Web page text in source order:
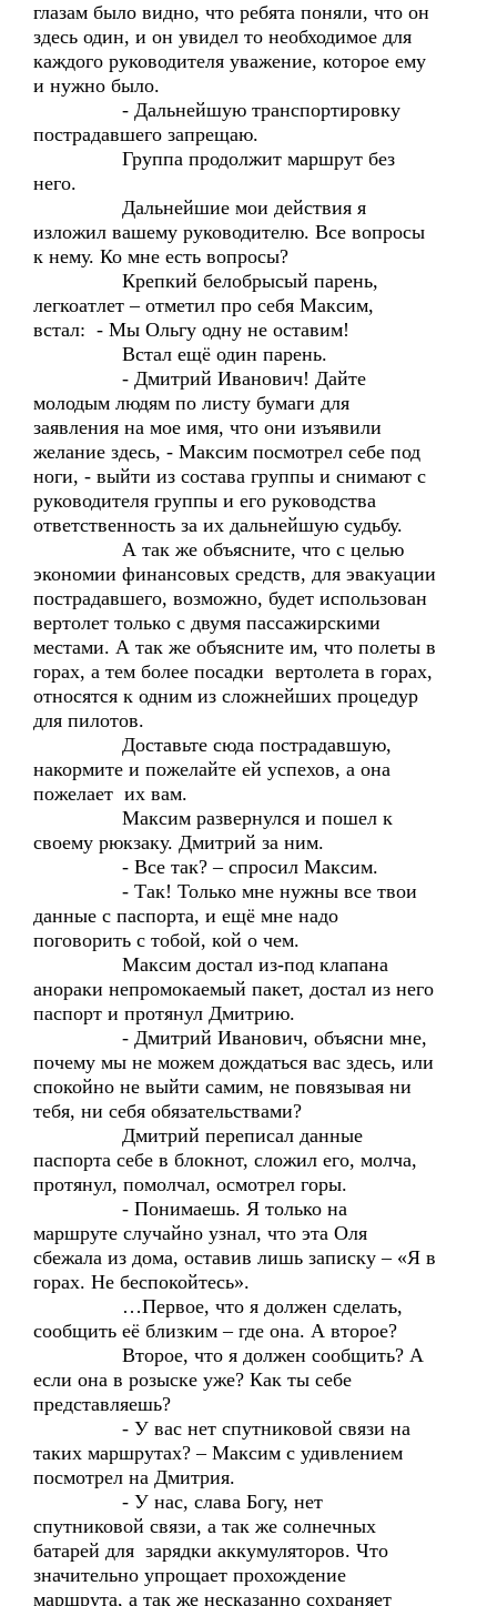
глазам было видно, что ребята поняли, что он
здесь один, и он увидел то необходимое для
каждого руководителя уважение, которое ему
и нужно было.
- Дальнейшую транспортировку
пострадавшего запрещаю.
Группа продолжит маршрут без
него.
Дальнейшие мои действия я
изложил вашему руководителю. Все вопросы
к нему. Ко мне есть вопросы?
Крепкий белобрысый парень,
легкоатлет – отметил про себя Максим,
встал: - Мы Ольгу одну не оставим!
Встал ещё один парень.
- Дмитрий Иванович! Дайте
молодым людям по листу бумаги для
заявления на мое имя, что они изъявили
желание здесь, - Максим посмотрел себе под
ноги, - выйти из состава группы и снимают с
руководителя группы и его руководства
ответственность за их дальнейшую судьбу.
А так же объясните, что с целью
экономии финансовых средств, для эвакуации
пострадавшего, возможно, будет использован
вертолет только с двумя пассажирскими
местами. А так же объясните им, что полеты в
горах, а тем более посадки вертолета в горах,
относятся к одним из сложнейших процедур
для пилотов.
Доставьте сюда пострадавшую,
накормите и пожелайте ей успехов, а она
пожелает их вам.
Максим развернулся и пошел к
своему рюкзаку. Дмитрий за ним.
- Все так? – спросил Максим.
- Так! Только мне нужны все твои
данные с паспорта, и ещё мне надо
поговорить с тобой, кой о чем.
Максим достал из-под клапана
анораки непромокаемый пакет, достал из него
паспорт и протянул Дмитрию.
- Дмитрий Иванович, объясни мне,
почему мы не можем дождаться вас здесь, или
спокойно не выйти самим, не повязывая ни
тебя, ни себя обязательствами?
Дмитрий переписал данные
паспорта себе в блокнот, сложил его, молча,
протянул, помолчал, осмотрел горы.
- Понимаешь. Я только на
маршруте случайно узнал, что эта Оля
сбежала из дома, оставив лишь записку – «Я в
горах. Не беспокойтесь».
…Первое, что я должен сделать,
сообщить её близким – где она. А второе?
Второе, что я должен сообщить? А
если она в розыске уже? Как ты себе
представляешь?
- У вас нет спутниковой связи на
таких маршрутах? – Максим с удивлением
посмотрел на Дмитрия.
- У нас, слава Богу, нет
спутниковой связи, а так же солнечных
батарей для зарядки аккумуляторов. Что
значительно упрощает прохождение
маршрута, а так же несказанно сохраняет